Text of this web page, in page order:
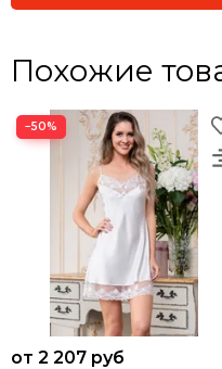
Похожие
−50%
от 2 207 руб